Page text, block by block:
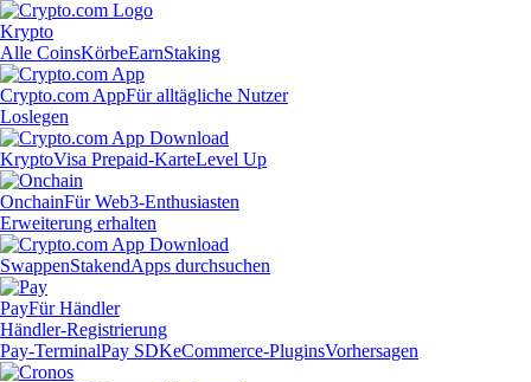
Krypto
Alle CoinsKörbeEarnStaking
Crypto.com AppFür alltägliche Nutzer
Loslegen
KryptoVisa Prepaid-KarteLevel Up
OnchainFür Web3-Enthusiasten
Erweiterung erhalten
SwappenStakendApps durchsuchen
PayFür Händler
Händler-Registrierung
Pay-TerminalPay SDKeCommerce-PluginsVorhersagen